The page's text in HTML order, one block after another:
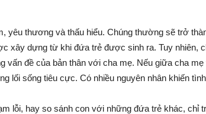
yêu thương và thấu hiểu. Chúng thường sẽ trở
xây dựng từ khi đứa trẻ được sinh ra. Tuy nhiên,
vấn đề của bản thân với cha mẹ. Nếu giữa cha
lối sống tiêu cực. Có nhiều nguyên nhân khiến
lỗi, hay so sánh con với những đứa trẻ khác, chỉ